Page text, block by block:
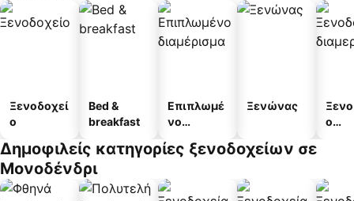
Ξενοδοχεί
ο
Bed &
breakfast
Επιπλωμέ
νο
α
Ξενώνας
ο
Δημοφιλείς κατηγορίες ξενοδοχείων σε
Μονοδένδρι